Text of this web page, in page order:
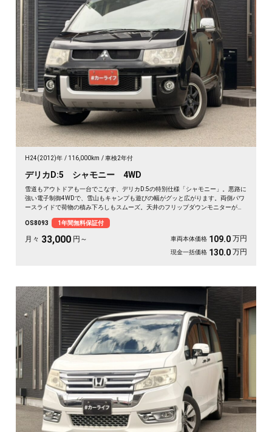
H24(2012)年 116,000km 車検2年付
デリカD:5 シャモニー 4WD
雪道もアウトドアも一台でこなす、デリカD:5の特別仕様「シャモニー」。悪路に
強い電子制御4WDで、雪山もキャンプも遊びの幅がグッと広がります。両側パワ
ースライドで荷物の積み下ろしもスムーズ。天井のフリップダウンモニターがあ
いた一台で、週末の遠出が待ち遠しくなりますよ。乗り込むほどに頼れる相棒に
💫🏔️🚗✌️《1年保証付》
OS8093 1年間無料保証付
月々 33,000 円～ 車両本体価格 109.0 万円
現金一括価格 130.0 万円